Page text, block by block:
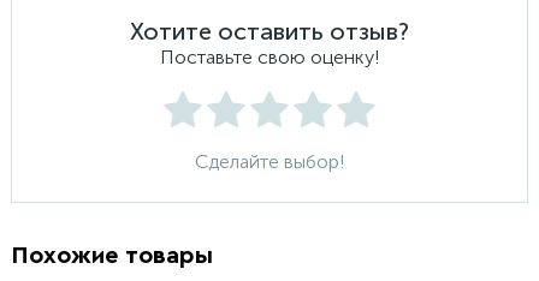
Хотите оставить отзыв?
Поставьте свою оценку!
Сделайте выбор!
Похожие товары